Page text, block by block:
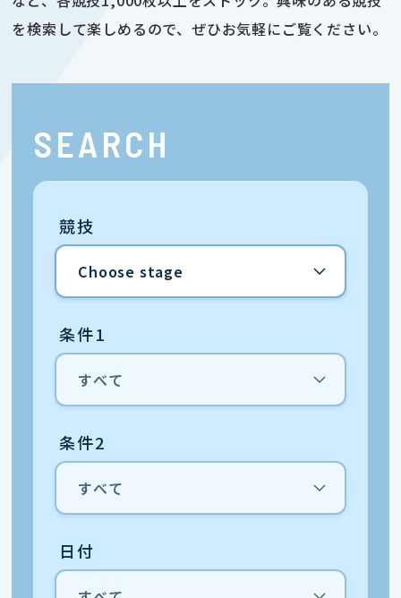
を検索して楽しめるので、ぜひお気軽にご覧ください。
SEARCH
競技
条件1
条件2
日付